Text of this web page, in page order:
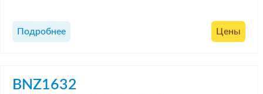
Подробнее Цены
BNZ1632